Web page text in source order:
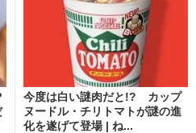
今度は白い謎肉だと!? カップ
ヌードル・チリトマトが謎の進
化を遂げて登場 | ね...